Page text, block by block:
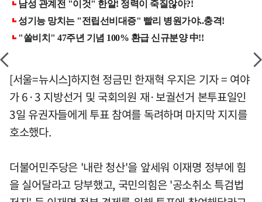
[서울=뉴시스]하지현 정금민 한재혁 우지은 기자 = 여야
가 6·3 지방선거 및 국회의원 재·보궐선거 본투표일인
3일 유권자들에게 투표 참여를 독려하며 마지막 지지를
호소했다.
더불어민주당은 '내란 청산'을 앞세워 이재명 정부에 힘
을 실어달라고 당부했고, 국민의힘은 '공소취소 특검법